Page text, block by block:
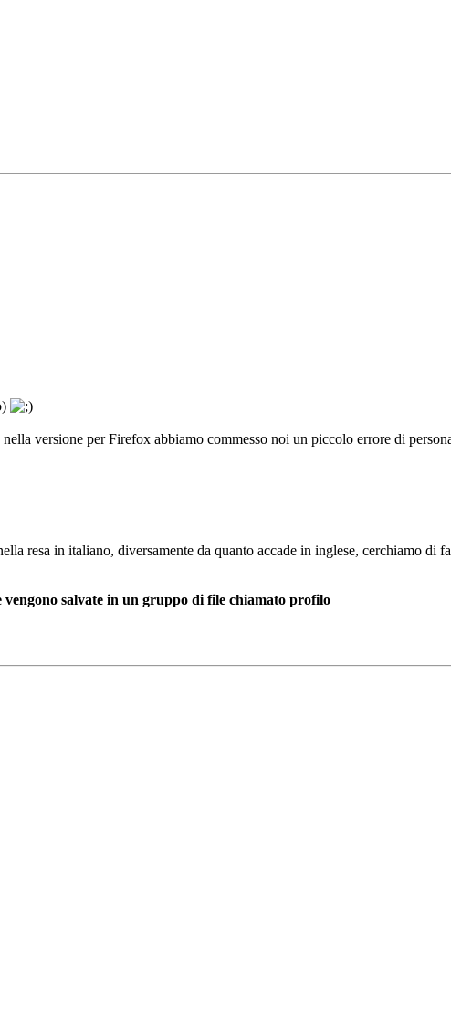
versione per Firefox abbiamo commesso noi un piccolo errore di
resa in italiano, diversamente da quanto accade in inglese, cerchiamo di
salvate in un gruppo di file chiamato profilo